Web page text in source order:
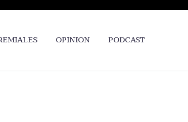
OPINION PODCAST